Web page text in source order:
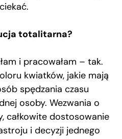
totalitarna?
i pracowałam – tak.
kwiatków, jakie mają
spędzania czasu
osoby. Wezwania o
całkowite dostosowanie
i decyzji jednego